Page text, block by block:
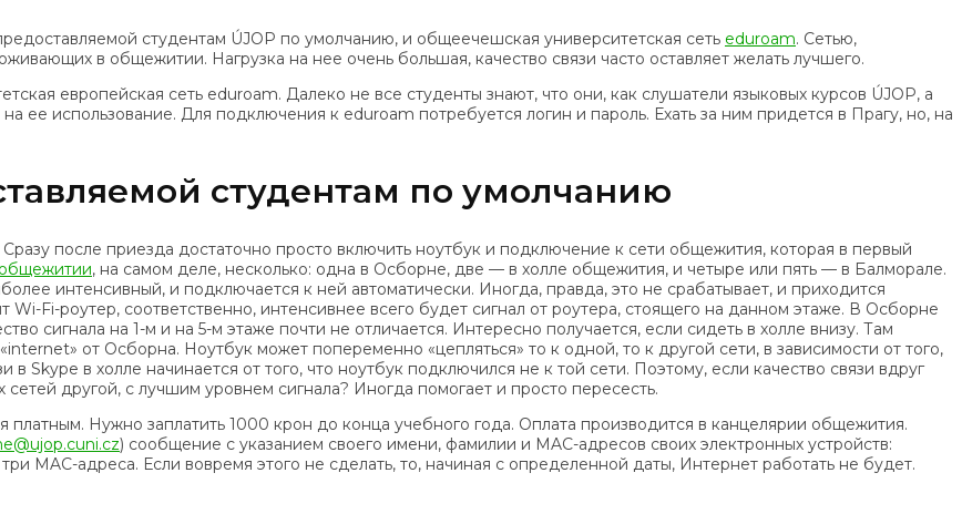
студентам ÚJOP по умолчанию, и общеечешская университетская сеть eduroam. Сетью,
в общежитии. Нагрузка на нее очень большая, качество связи часто оставляет желать лучшего.
европейская сеть eduroam. Далеко не все студенты знают, что они, как слушатели языковых курсов ÚJOP, а
ее использование. Для подключения к eduroam потребуется логин и пароль. Ехать за ним придется в Прагу, но, на
студентам по умолчанию
после приезда достаточно просто включить ноутбук и подключение к сети общежития, которая в первый
общежитии, на самом деле, несколько: одна в Осборне, две — в холле общежития, и четыре или пять — в Балморале.
интенсивный, и подключается к ней автоматически. Иногда, правда, это не срабатывает, и приходится
Fi-роутер, соответственно, интенсивнее всего будет сигнал от роутера, стоящего на данном этаже. В Осборне
сигнала на 1-м и на 5-м этаже почти не отличается. Интересно получается, если сидеть в холле внизу. Там
от Осборна. Ноутбук может попеременно «цепляться» то к одной, то к другой сети, в зависимости от того,
Skype в холле начинается от того, что ноутбук подключился не к той сети. Поэтому, если качество связи вдруг
другой, с лучшим уровнем сигнала? Иногда помогает и просто пересесть.
платным. Нужно заплатить 1000 крон до конца учебного года. Оплата производится в канцелярии общежития.
) сообщение с указанием своего имени, фамилии и MAC-адресов своих электронных устройств:
MAC-адреса. Если вовремя этого не сделать, то, начиная с определенной даты, Интернет работать не будет.